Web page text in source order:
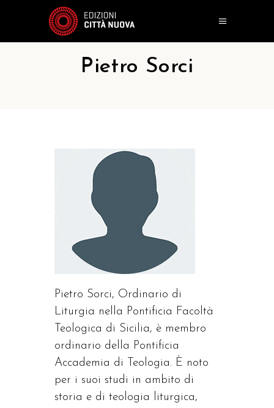
Pietro Sorci
Pietro Sorci, Ordinario di
Liturgia nella Pontificia Facoltà
Teologica di Sicilia, è membro
ordinario della Pontificia
Accademia di Teologia. È noto
per i suoi studi in ambito di
storia e di teologia liturgica,